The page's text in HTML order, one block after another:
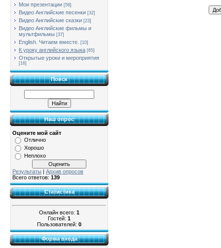
Мои презентации [58]
Видео Английские песенки [32]
Видео Английские сказки [23]
Видео Английские фильмы и
мультфильмы [37]
English. Читаем вместе. [10]
К уроку английского языка [65]
Открытые уроки и мероприятия
[16]
Поиск
Наш опрос
Оцените мой сайт
Отлично
Хорошо
Неплохо
Результаты | Архив опросов
Всего ответов: 139
Статистика
Онлайн всего: 1
Гостей: 1
Пользователей: 0
Форма входа